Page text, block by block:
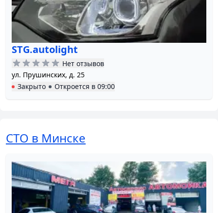
STG.autolight
Нет отзывов
ул. Прушинских, д. 25
Закрыто
Откроется в 09:00
СТО в Минске